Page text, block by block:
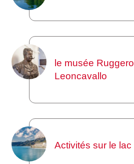
le musée Ruggero
Leoncavallo
Activités sur le lac